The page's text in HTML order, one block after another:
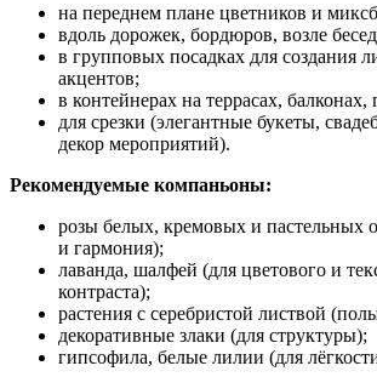
на переднем плане цветников и
вдоль дорожек, бордюров, возле
в групповых посадках для создания
акцентов;
в контейнерах на террасах, балконах,
для срезки (элегантные букеты,
декор мероприятий).
Рекомендуемые компаньоны:
розы белых, кремовых и пастельных
и гармония);
лаванда, шалфей (для цветового и
контраста);
растения с серебристой листвой
декоративные злаки (для структуры);
гипсофила, белые лилии (для